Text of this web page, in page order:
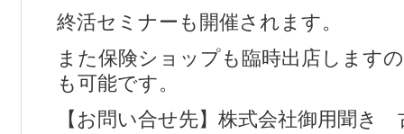
終活セミナーも開催されます。
また保険ショップも臨時出店します
も可能です。
【お問い合せ先】株式会社御用聞